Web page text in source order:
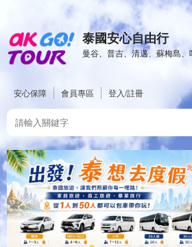
泰國安心自由行
曼谷、普吉、清邁、蘇梅島
安心保障 會員專區 登入/註冊